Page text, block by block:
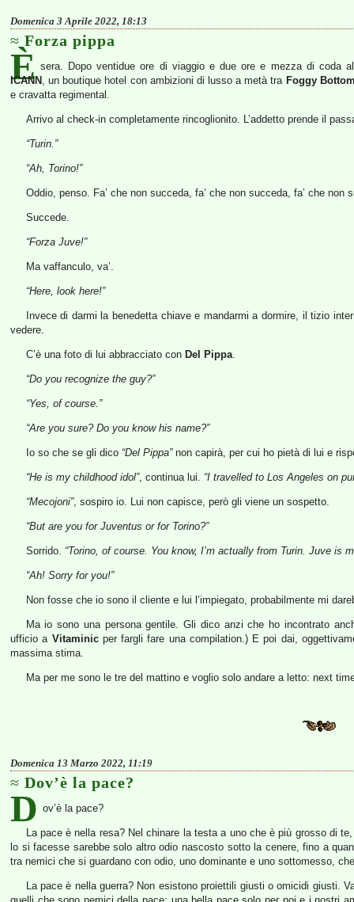
Domenica 3 Aprile 2022, 18:13
Forza pippa
È sera. Dopo ventidue ore di viaggio e due ore e mezza di coda
ICANN , un boutique hotel con ambizioni di lusso a metà tra Foggy
e cravatta regimental.
Arrivo al check-in completamente rincoglionito. L’addetto prende il
“Turin.”
“Ah, Torino!”
Oddio, penso. Fa’ che non succeda, fa’ che non succeda, fa’ che non
Succede.
“Forza Juve!”
Ma vaffanculo, va’.
“Here, look here!”
Invece di darmi la benedetta chiave e mandarmi a dormire, il tizio
vedere.
C’è una foto di lui abbracciato con Del Pippa.
“Do you recognize the guy?”
“Yes, of course.”
“Are you sure? Do you know his name?”
Io so che se gli dico “Del Pippa”non capirà, per cui ho pietà di lui e
“He is my childhood idol”, continua lui. “I travelled to Los Angeles on
“Mecojoni”, sospiro io. Lui non capisce, però gli viene un sospetto.
“But are you for Juventus or for Torino?”
Sorrido. “Torino, of course. You know, I’m actually from Turin. Juve is
“Ah! Sorry for you!”
Non fosse che io sono il cliente e lui l’impiegato, probabilmente mi
Ma io sono una persona gentile. Gli dico anzi che ho incontrato
ufficio a Vitaminicper fargli fare una compilation.) E poi dai,
massima stima.
Ma per me sono le tre del mattino e voglio solo andare a letto: next
Domenica 13 Marzo 2022, 11:19
Dov’è la pace?
D ov’è la pace?
La pace è nella resa? Nel chinare la testa a uno che è più grosso di
lo si facesse sarebbe solo altro odio nascosto sotto la cenere, fino a
tra nemici che si guardano con odio, uno dominante e uno sottomesso,
La pace è nella guerra? Non esistono proiettili giusti o omicidi giusti.